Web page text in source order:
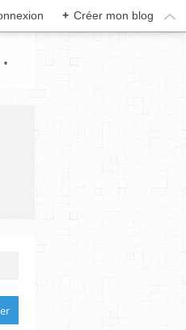
+ Créer mon blog